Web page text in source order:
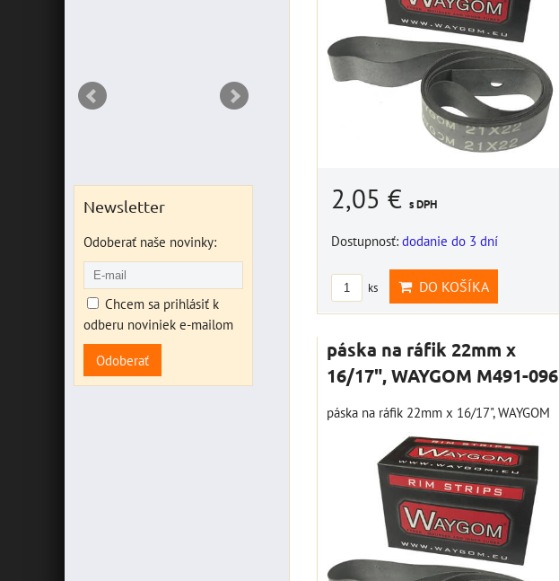
2,05 € s DPH
Dostupnosť: dodanie do 3 dní
ks DO KOŠÍKA
páska na ráfik 22mm x
16/17", WAYGOM M491-096
páska na ráfik 22mm x 16/17", WAYGOM
DO KOŠÍKA
Newsletter
Odoberať naše novinky:
Chcem sa prihlásiť k
odberu noviniek e-mailom
Odoberať